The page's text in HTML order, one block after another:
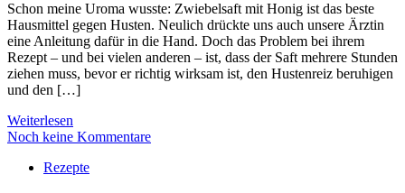
Schon meine Uroma wusste: Zwiebelsaft mit Honig ist das beste
Hausmittel gegen Husten. Neulich drückte uns auch unsere Ärztin
eine Anleitung dafür in die Hand. Doch das Problem bei ihrem
Rezept – und bei vielen anderen – ist, dass der Saft mehrere Stunden
ziehen muss, bevor er richtig wirksam ist, den Hustenreiz beruhigen
und den […]
Weiterlesen
Noch keine Kommentare
Rezepte